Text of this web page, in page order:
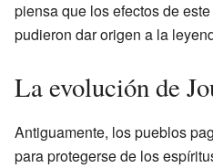
piensa que los efectos de
pudieron dar origen a la
La evolución de
Antiguamente, los pueblos
para protegerse de los